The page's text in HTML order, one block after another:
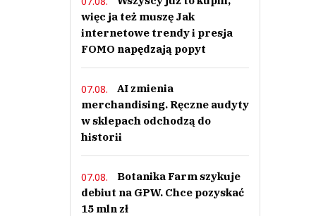
więc ja też muszę Jak
internetowe trendy i presja
FOMO napędzają popyt
07.08.
AI zmienia
merchandising. Ręczne audyty
w sklepach odchodzą do
historii
07.08.
Botanika Farm szykuje
debiut na GPW. Chce pozyskać
15 mln zł